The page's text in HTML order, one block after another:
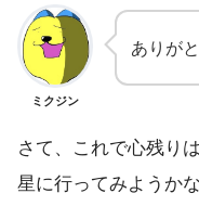
ミクジン
ありが
さて、これで心残り
星に行ってみようかな